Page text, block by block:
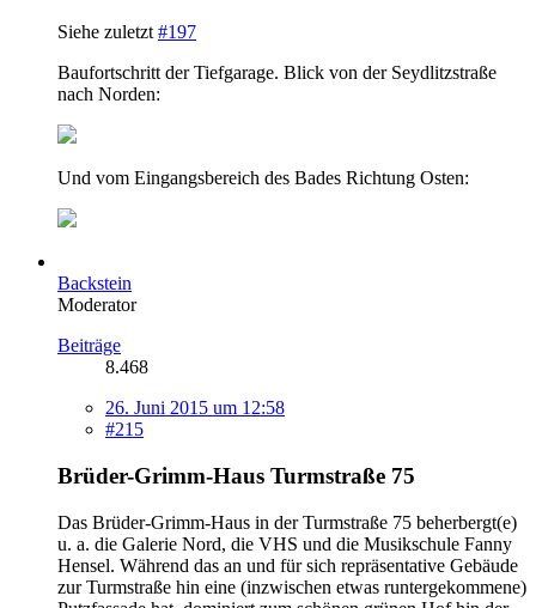
Siehe zuletzt #197
Baufortschritt der Tiefgarage. Blick von der Seydlitzstraße
nach Norden:
Und vom Eingangsbereich des Bades Richtung Osten:
Backstein
Moderator
Beiträge
8.468
26. Juni 2015 um 12:58
#215
Brüder-Grimm-Haus Turmstraße 75
Das Brüder-Grimm-Haus in der Turmstraße 75 beherbergt(e)
u. a. die Galerie Nord, die VHS und die Musikschule Fanny
Hensel. Während das an und für sich repräsentative Gebäude
zur Turmstraße hin eine (inzwischen etwas runtergekommene)